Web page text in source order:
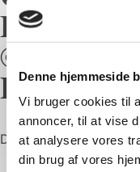
Denne hjemmeside
Vi bruger cookies til
annoncer, til at vise
at analysere vores
din brug af vores
Brossi
© 2025
Dit telefonnummer